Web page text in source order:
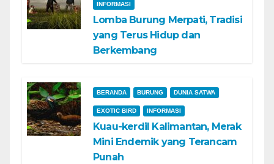
INFORMASI
Lomba Burung Merpati, Tradisi
yang Terus Hidup dan
Berkembang
BERANDA BURUNG DUNIA SATWA
EXOTIC BIRD INFORMASI
Kuau-kerdil Kalimantan, Merak
Mini Endemik yang Terancam
Punah